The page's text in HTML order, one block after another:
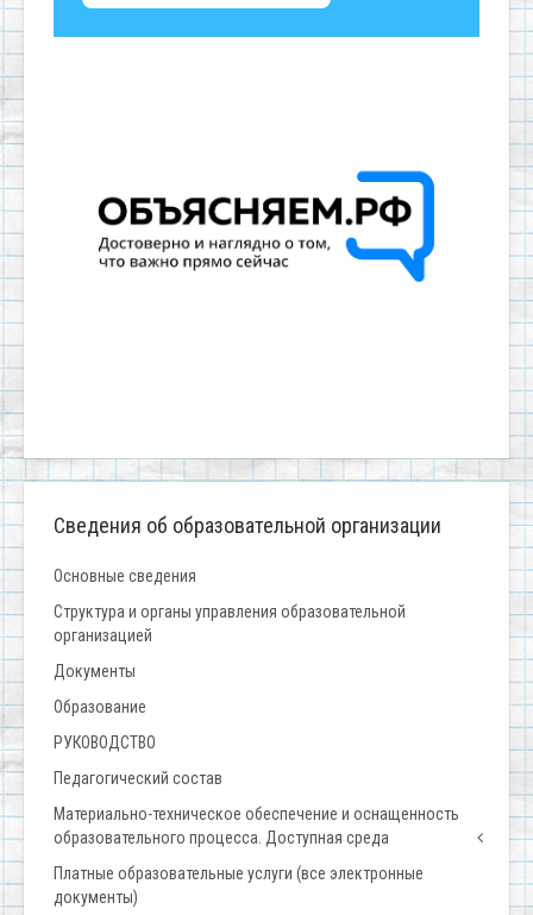
Сведения об образовательной организации
Основные сведения
Структура и органы управления образовательной
организацией
Документы
Образование
РУКОВОДСТВО
Педагогический состав
Материально-техническое обеспечение и оснащенность
образовательного процесса. Доступная среда
Платные образовательные услуги (все электронные
документы)